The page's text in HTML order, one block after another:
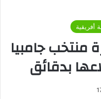
أفريقية
منتخب جامبيا
بدقائق